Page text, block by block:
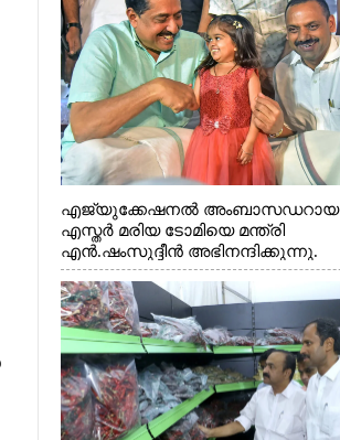
എജ്യുക്കേഷനൽ അംബാസഡറായ
എസ്തർ മരിയ ടോമിയെ മന്ത്രി
എൻ.ഷംസുദ്ദീൻ അഭിനന്ദിക്കുന്നു.
×